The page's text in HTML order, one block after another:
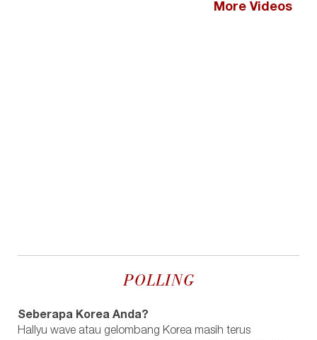
More Videos
POLLING
Seberapa Korea Anda?
Hallyu wave atau gelombang Korea masih terus